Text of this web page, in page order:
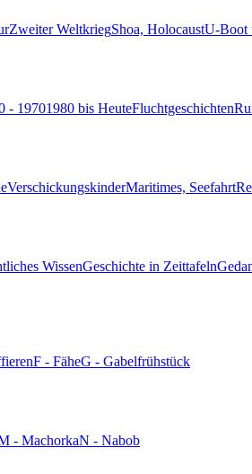
Zweiter WeltkriegShoa, HolocaustU-Boot
- 19701980 bis HeuteFluchtgeschichten
VerschickungskinderMaritimes, Seefahrt
WissenGeschichte in Zeittafeln
F - FäheG - Gabelfrühstück
- MachorkaN - Nabob